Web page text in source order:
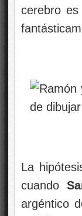
cerebro
La
cuando
argéntico